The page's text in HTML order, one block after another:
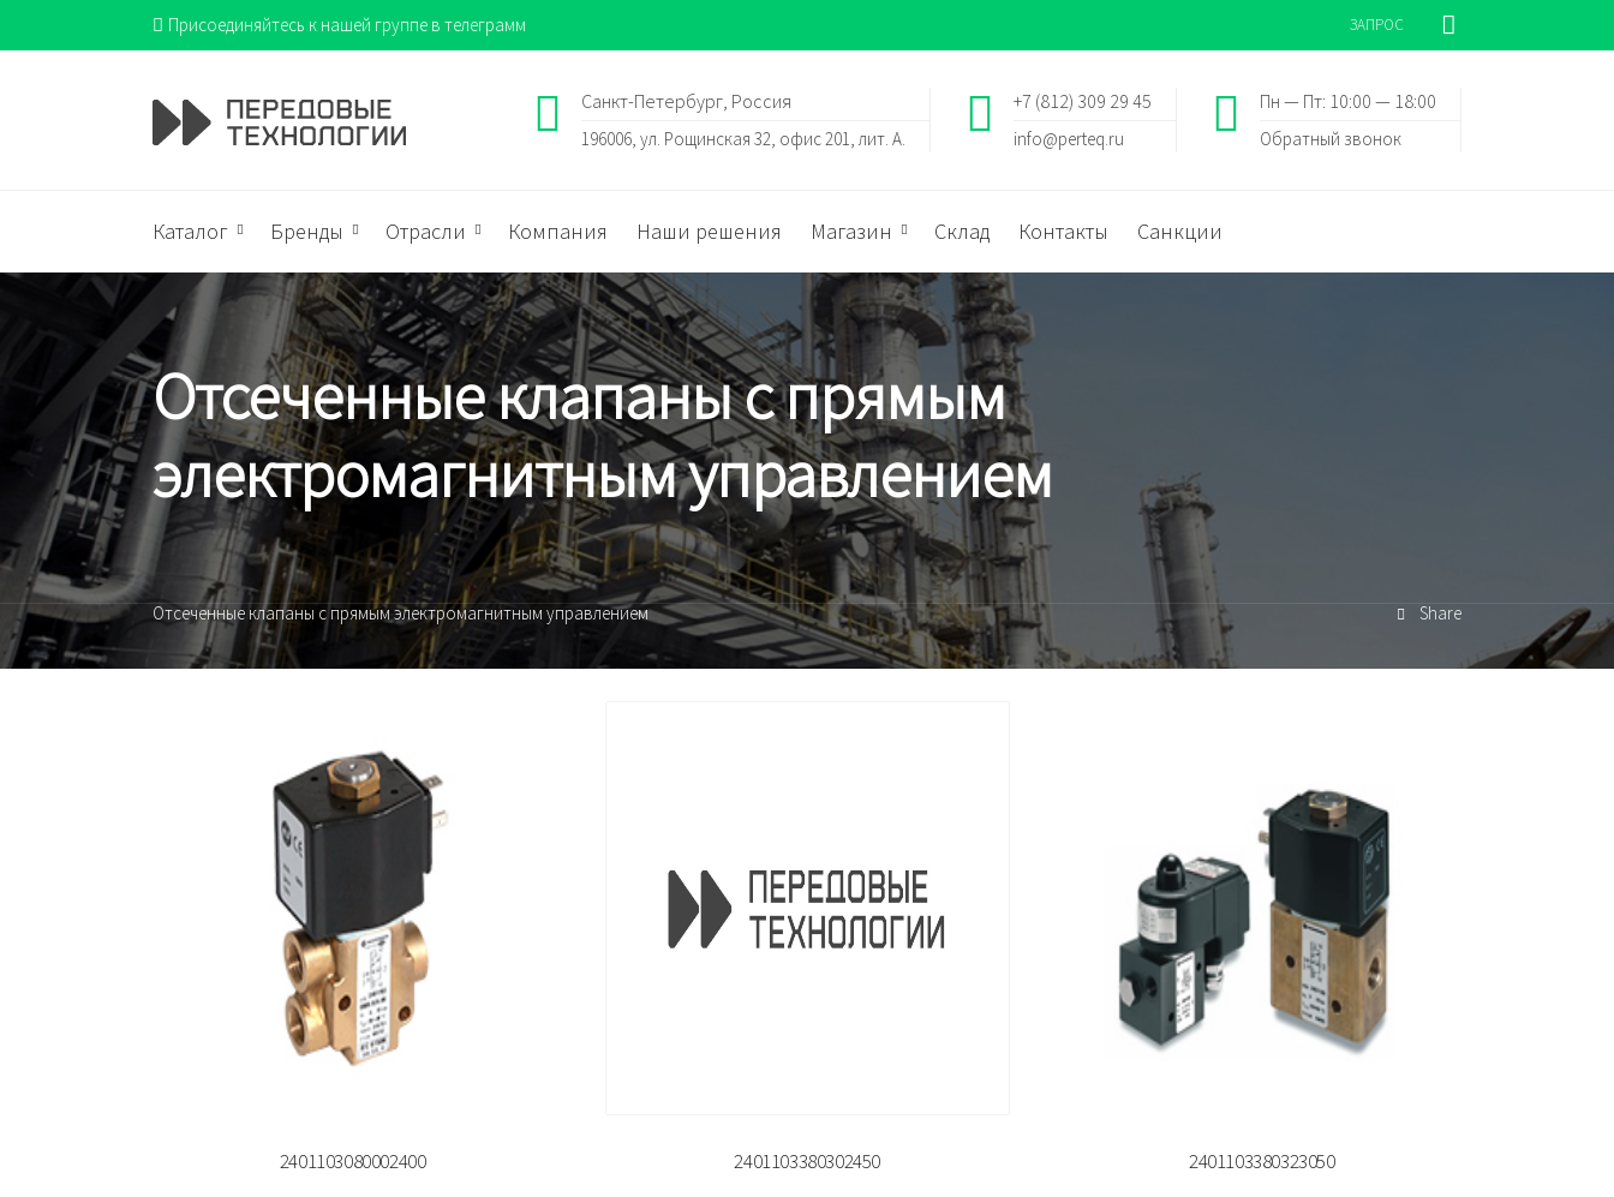
Присоединяйтесь к нашей группе в телеграмм ЗАПРОС
Пн — Пт: 10:00 — 18:00
Обратный звонок
+7 (812) 309 29 45
info@perteq.ru
Санкт-Петербург, Россия
196006, ул. Рощинская 32, офис 201, лит. А.
Каталог Бренды Отрасли Компания Наши решения Магазин Склад Контакты Санкции
Отсеченные клапаны с прямым
электромагнитным управлением
Отсеченные клапаны с прямым электромагнитным управлением Share
2401103080002400
2401103380302450
2401103380323050